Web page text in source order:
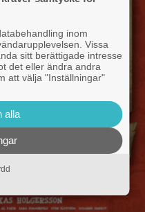
inom
Vissa
sitt berättigade intresse
det eller ändra andra
att välja "Inställningar"
alla